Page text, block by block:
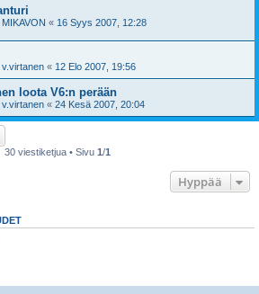
MIKAVON « 16 Syys 2007, 12:28
v.virtanen « 12 Elo 2007, 19:56
loota V6:n perään
v.virtanen « 24 Kesä 2007, 20:04
30 viestiketjua • Sivu 1/1
Hyppää